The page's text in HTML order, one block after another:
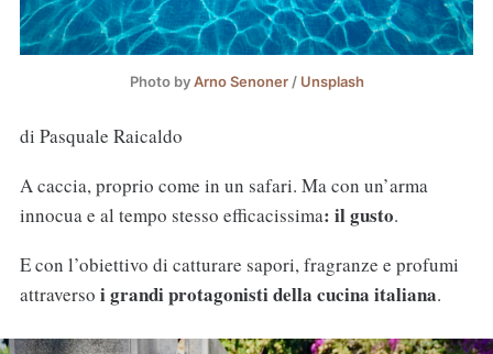
Photo byArno Senoner/ Unsplash
di Pasquale Raicaldo
A caccia, proprio come in un safari. Ma con un’arma
innocua e al tempo stesso efficacissima: il gusto.
E con l’obiettivo di catturare sapori, fragranze e profumi
attraverso i grandi protagonisti della cucina italiana.